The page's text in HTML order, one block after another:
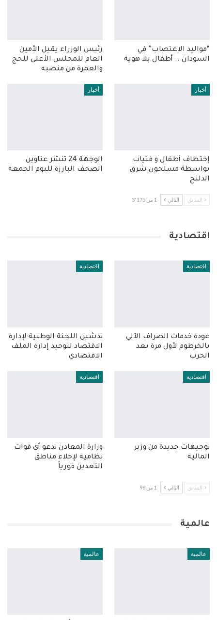
“مواليد الاغتصاب” في
السودان .. أطفال بلا هوية
رئيس الوزراء يقيل الأمين
العام للمجلس الأعلى للحج
والعمرة من منصبه
أخبار
إختطاف أطفال و فتيات
بواسطة مسلحون شرق
الدلنج
أخبار
الوجهة 24 تنشر عناوين
الصحف البارزة لليوم الجمعة
السابق التالي 1 من 3٬175
اقتصادية
اقتصادية
عودة خدمات الصراف الآلي
بالخرطوم لأول مرة بعد
الحرب
اقتصادية
تدشين اللجنة الوطنية لإدارة
الاقتصاد لتوحيد إدارة الملف
الاقتصادي
اقتصادية
توجيهات جديدة من وزير
المالية
اقتصادية
وزارة المعادن تدعو أي قوات
نظامية لإخلاء مناطق
التعدين فورياً
السابق التالي 1 من 96
عالمية
عالمية عالمية